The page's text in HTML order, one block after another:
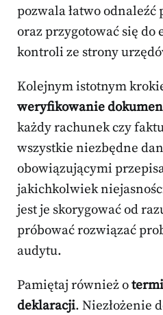
pozwala łatwo
oraz przygotować się do
kontroli ze strony
Kolejnym istotnym
weryfikowanie
każdy rachunek czy
wszystkie niezbędne
obowiązującymi
jakichkolwiek
jest je skorygować od
próbować rozwiązać
audytu.
Pamiętaj również o
deklaracji. Niezłożenie